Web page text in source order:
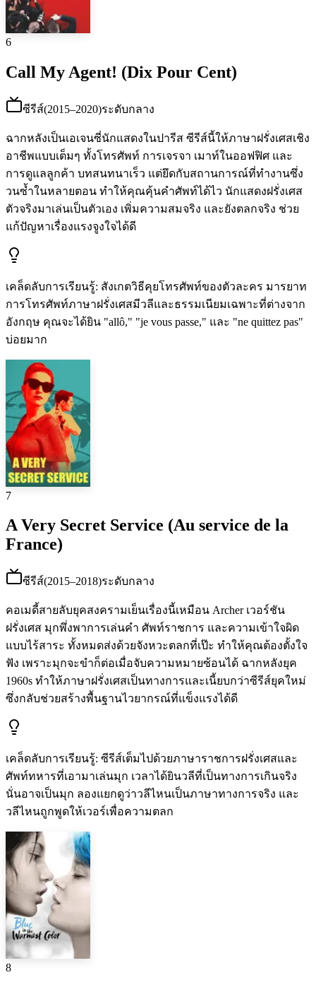
6
Call My Agent! (Dix Pour Cent)
ซีรีส์(2015–2020)ระดับกลาง
ฉากหลังเป็นเอเจนซี่นักแสดงในปารีส ซีรีส์นี้ให้ภาษาฝรั่งเศสเชิง
อาชีพแบบเต็มๆ ทั้งโทรศัพท์ การเจรจา เมาท์ในออฟฟิศ และ
การดูแลลูกค้า บทสนทนาเร็ว แต่ยึดกับสถานการณ์ที่ทำงานซึ่ง
วนซ้ำในหลายตอน ทำให้คุณคุ้นคำศัพท์ได้ไว นักแสดงฝรั่งเศส
ตัวจริงมาเล่นเป็นตัวเอง เพิ่มความสมจริง และยังตลกจริง ช่วย
แก้ปัญหาเรื่องแรงจูงใจได้ดี
เคล็ดลับการเรียนรู้: สังเกตวิธีคุยโทรศัพท์ของตัวละคร มารยาท
การโทรศัพท์ภาษาฝรั่งเศสมีวลีและธรรมเนียมเฉพาะที่ต่างจาก
อังกฤษ คุณจะได้ยิน "allô," "je vous passe," และ "ne quittez pas"
บ่อยมาก
7
A Very Secret Service (Au service de la
France)
ซีรีส์(2015–2018)ระดับกลาง
คอเมดี้สายลับยุคสงครามเย็นเรื่องนี้เหมือน Archer เวอร์ชัน
ฝรั่งเศส มุกพึ่งพาการเล่นคำ ศัพท์ราชการ และความเข้าใจผิด
แบบไร้สาระ ทั้งหมดส่งด้วยจังหวะตลกที่เป๊ะ ทำให้คุณต้องตั้งใจ
ฟัง เพราะมุกจะขำก็ต่อเมื่อจับความหมายซ้อนได้ ฉากหลังยุค
1960s ทำให้ภาษาฝรั่งเศสเป็นทางการและเนี้ยบกว่าซีรีส์ยุคใหม่
ซึ่งกลับช่วยสร้างพื้นฐานไวยากรณ์ที่แข็งแรงได้ดี
เคล็ดลับการเรียนรู้: ซีรีส์เต็มไปด้วยภาษาราชการฝรั่งเศสและ
ศัพท์ทหารที่เอามาเล่นมุก เวลาได้ยินวลีที่เป็นทางการเกินจริง
นั่นอาจเป็นมุก ลองแยกดูว่าวลีไหนเป็นภาษาทางการจริง และ
วลีไหนถูกพูดให้เวอร์เพื่อความตลก
8